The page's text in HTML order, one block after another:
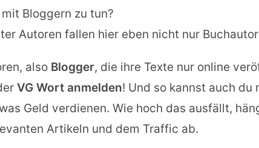
Bloggern zu tun?
Autoren fallen hier eben nicht nur
also Blogger, die ihre Texte nur online
VG Wort anmelden! Und so kannst auch du
Geld verdienen. Wie hoch das ausfällt,
Artikeln und dem Traffic ab.